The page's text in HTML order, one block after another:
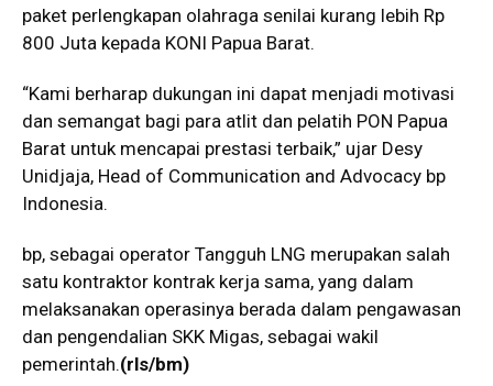
paket perlengkapan olahraga senilai kurang lebih Rp
800 Juta kepada KONI Papua Barat.
“Kami berharap dukungan ini dapat menjadi motivasi
dan semangat bagi para atlit dan pelatih PON Papua
Barat untuk mencapai prestasi terbaik,” ujar Desy
Unidjaja, Head of Communication and Advocacy bp
Indonesia.
bp, sebagai operator Tangguh LNG merupakan salah
satu kontraktor kontrak kerja sama, yang dalam
melaksanakan operasinya berada dalam pengawasan
dan pengendalian SKK Migas, sebagai wakil
pemerintah.(rls/bm)